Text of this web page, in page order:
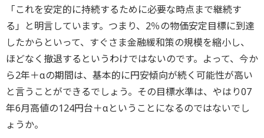
「これを安定的に持続するために必要な時点まで継続す
る」と明言しています。つまり、2％の物価安定目標に到達
したからといって、すぐさま金融緩和策の規模を縮小し、
ほどなく撤退するというわけではないのです。よって、今か
ら2年＋αの期間は、基本的に円安傾向が続く可能性が高い
と言うことができるでしょう。その目標水準は、やはり07
年6月高値の124円台＋αということになるのではないでし
ょうか。